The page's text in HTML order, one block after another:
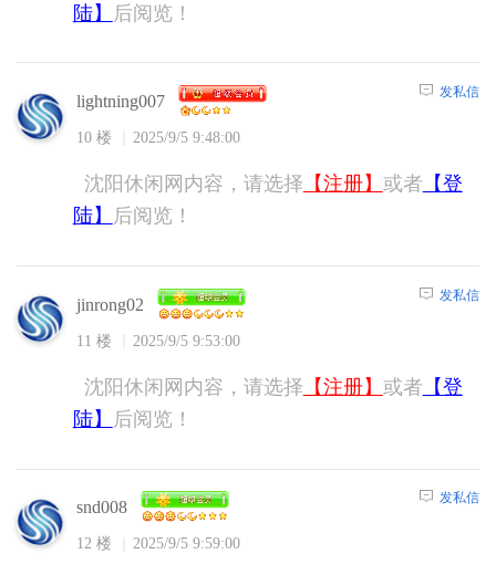
陆】
后阅览！
lightning007
10 楼 2025/9/5 9:48:00
发私信
沈阳休闲网内容，请选择 【注册】 或者 【登
陆】
后阅览！
jinrong02
11 楼 2025/9/5 9:53:00
发私信
沈阳休闲网内容，请选择 【注册】 或者 【登
陆】
后阅览！
snd008
12 楼 2025/9/5 9:59:00
发私信